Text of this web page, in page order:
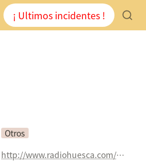
¡ Ultimos incidentes !
Otros
http://www.radiohuesca.com/noticia/578302/Desprendimiento-de-cascotes-de-los-pinaculos-del-Casino-de-Huesca